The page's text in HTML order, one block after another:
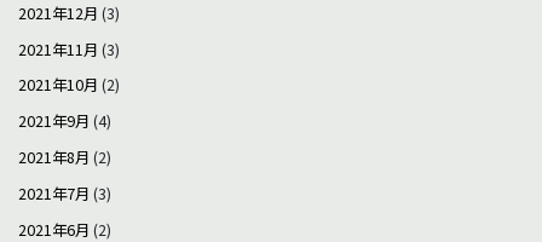
2021年12月 (3)
2021年11月 (3)
2021年10月 (2)
2021年9月 (4)
2021年8月 (2)
2021年7月 (3)
2021年6月 (2)